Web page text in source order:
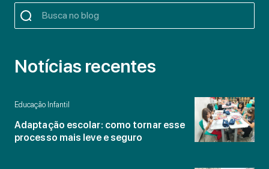
Notícias recentes
Educação Infantil
Adaptação escolar: como tornar esse
processo mais leve e seguro